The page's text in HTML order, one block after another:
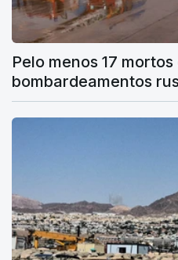
Pelo menos 17 mortos
bombardeamentos